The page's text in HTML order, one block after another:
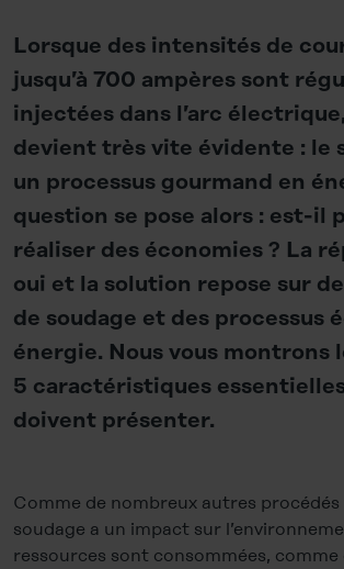
Lorsque des intensités de
jusqu’à 700 ampères sont
injectées dans l’arc
devient très vite évidente : le
un processus gourmand en
question se pose alors : est-il
réaliser des économies ? La
oui et la solution repose sur
de soudage et des processus
énergie. Nous vous montrons
5 caractéristiques
doivent présenter.
Comme de nombreux autres procédés
soudage a un impact sur
ressources sont consommées, comme